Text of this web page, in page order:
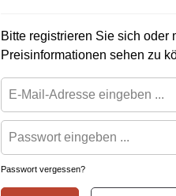
Bitte registrieren Sie sich oder
Preisinformationen sehen zu
Passwort vergessen?